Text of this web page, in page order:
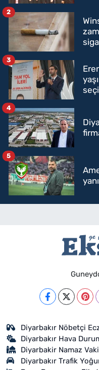
2
3
4
5
Diyarbakır Nöbetçi
Diyarbakır Hava
Diyarbakir Namaz
Diyarbakır Trafik